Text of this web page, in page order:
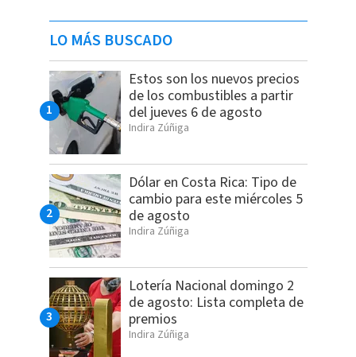
LO MÁS BUSCADO
Estos son los nuevos precios
de los combustibles a partir
del jueves 6 de agosto
Indira Zúñiga
Dólar en Costa Rica: Tipo de
cambio para este miércoles 5
de agosto
Indira Zúñiga
Lotería Nacional domingo 2
de agosto: Lista completa de
premios
Indira Zúñiga